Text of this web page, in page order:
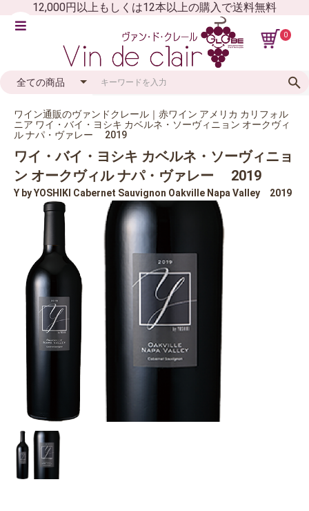
12,000円以上もしくは12本以上の購入で送料無料
0
ワイン通販のヴァンドクレール｜赤ワイン アメリカ カリフォル
ニア ワイ・バイ・ヨシキ カベルネ・ソーヴィニョン オークヴィ
ル ナパ・ヴァレー 2019
ワイ・バイ・ヨシキ カベルネ・ソーヴィニョ
ン オークヴィル ナパ・ヴァレー 2019
Y by YOSHIKI Cabernet Sauvignon Oakville Napa Valley 2019